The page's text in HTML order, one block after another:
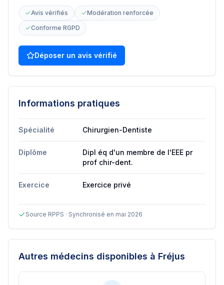
Avis vérifiés
Modération renforcée
Conforme RGPD
Déposer un avis vérifié
Informations pratiques
Spécialité Chirurgien-Dentiste
Diplôme
Dipl éq d'un membre de l'EEE pr
prof chir-dent.
Exercice Exercice privé
Source RPPS · Synchronisé en mai 2026
Autres médecins disponibles à Fréjus